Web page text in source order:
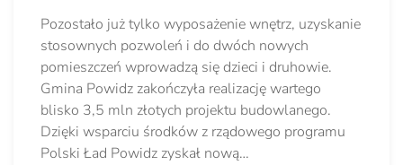
Pozostało już tylko wyposażenie wnętrz, uzyskanie
stosownych pozwoleń i do dwóch nowych
pomieszczeń wprowadzą się dzieci i druhowie.
Gmina Powidz zakończyła realizację wartego
blisko 3,5 mln złotych projektu budowlanego.
Dzięki wsparciu środków z rządowego programu
Polski Ład Powidz zyskał nową…